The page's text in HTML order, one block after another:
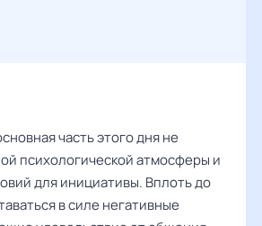
часть этого дня не
психологической атмосферы и
для инициативы. Вплоть до
в силе негативные